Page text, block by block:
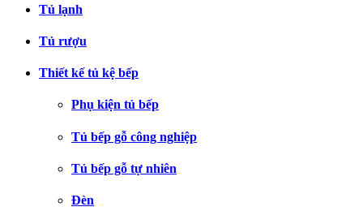
Tủ lạnh
Tủ rượu
Thiết kế tủ kệ bếp
Phụ kiện tủ bếp
Tủ bếp gỗ công nghiệp
Tủ bếp gỗ tự nhiên
Đèn